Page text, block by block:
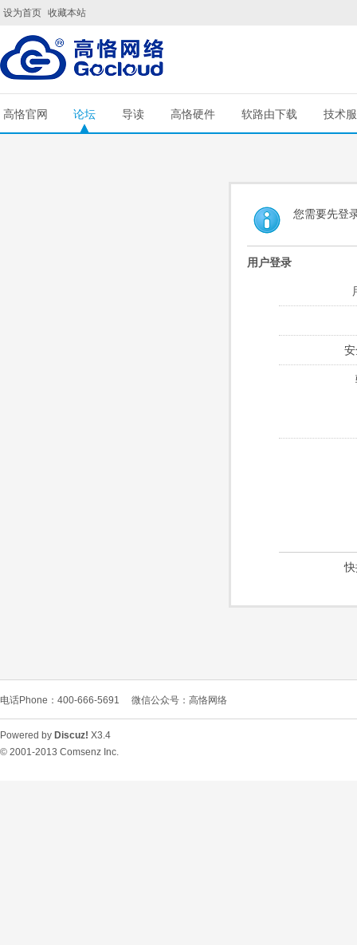
设为首页 收藏本站
高恪官网 论坛 导读 高恪硬件 软路由下载 技术
您需要先登
用户登录
电话Phone：400-666-5691 微信公众号：高恪网络
Powered by Discuz! X3.4
© 2001-2013 Comsenz Inc.